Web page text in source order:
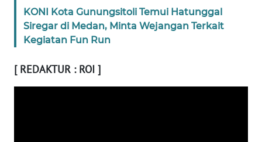
KONI Kota Gunungsitoli Temui Hatunggal
Siregar di Medan, Minta Wejangan Terkait
Kegiatan Fun Run
[ REDAKTUR : ROI ]
WN
BENGKULU
LAMPUNG